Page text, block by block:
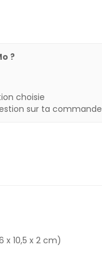
?
choisie
sur ta commande
x 10,5 x 2 cm)